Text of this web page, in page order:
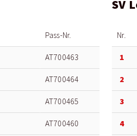
Pass-Nr.
AT700463
AT700464
AT700465
AT700460
SV
Nr.
1
2
3
4